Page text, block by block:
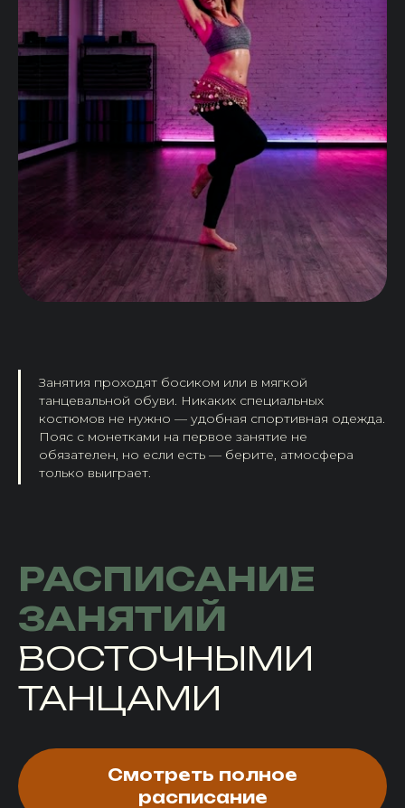
Занятия проходят босиком или в мягкой
танцевальной обуви. Никаких специальных
костюмов не нужно — удобная спортивная одежда.
Пояс с монетками на первое занятие не
обязателен, но если есть — берите, атмосфера
только выиграет.
РАСПИСАНИЕ
ЗАНЯТИЙ
ВОСТОЧНЫМИ
ТАНЦАМИ
Смотреть полное
расписание